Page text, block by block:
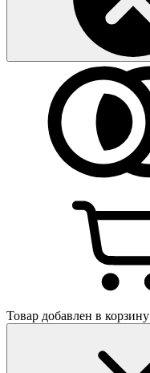
Товар добавлен в корзину